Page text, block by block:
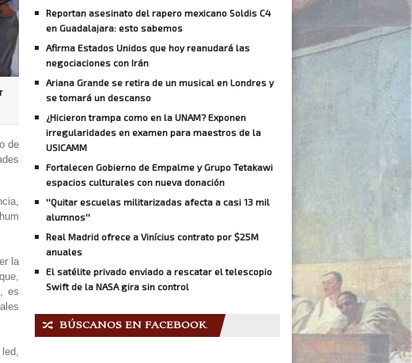
de
la
es
Reportan asesinato del rapero mexicano Soldis C4
en Guadalajara: esto sabemos
Afirma Estados Unidos que hoy reanudará las
negociaciones con Irán
Ariana Grande se retira de un musical en Londres y
se tomará un descanso
¿Hicieron trampa como en la UNAM? Exponen
irregularidades en examen para maestros de la
USICAMM
Fortalecen Gobierno de Empalme y Grupo Tetakawi
espacios culturales con nueva donación
''Quitar escuelas militarizadas afecta a casi 13 mil
alumnos''
Real Madrid ofrece a Vinícius contrato por $25M
anuales
El satélite privado enviado a rescatar el telescopio
Swift de la NASA gira sin control
🔀 BÚSCANOS EN FACEBOOK